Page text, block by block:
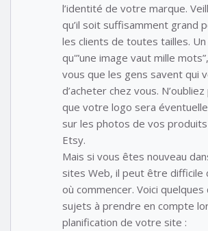
l’identité de votre marque.
qu’il soit suffisamment grand
les clients de toutes tailles.
qu'”une image vaut mille
vous que les gens savent qui
d’acheter chez vous.
que votre logo sera
sur les photos de vos
Etsy.
Mais si vous êtes nouveau
sites Web, il peut être difficile
où commencer. Voici
sujets à prendre en compte
planification de votre site :